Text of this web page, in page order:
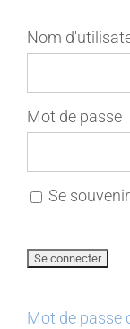
Nom
Mot de passe
Se
Mot de passe